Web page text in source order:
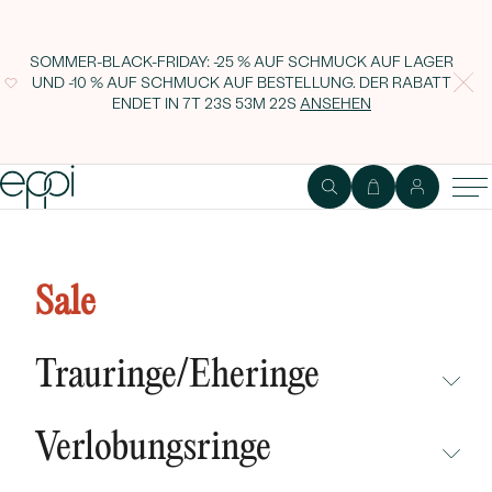
SOMMER-BLACK-FRIDAY: -25 % AUF SCHMUCK AUF LAGER
UND -10 % AUF SCHMUCK AUF BESTELLUNG. DER RABATT
ENDET IN7T 23S 53M 21S ANSEHEN
Sale
Trauringe/Eheringe
NEUHEITEN
Verlobungsringe
Grown Diamanten Anthia